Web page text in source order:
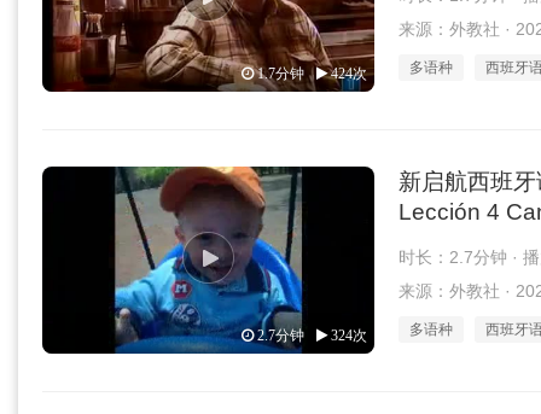
1.7分钟 424次
来源：外教社 ·
多语种 西班牙
2.7分钟 324次
新启航西班
Lección 4
时长：2.7分钟 ·
来源：外教社 ·
多语种 西班牙